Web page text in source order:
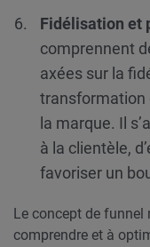
Fidélisation et
comprennent
axées sur la
transformation
la marque. Il
à la clientèle,
favoriser un
Le concept de funnel
comprendre et à